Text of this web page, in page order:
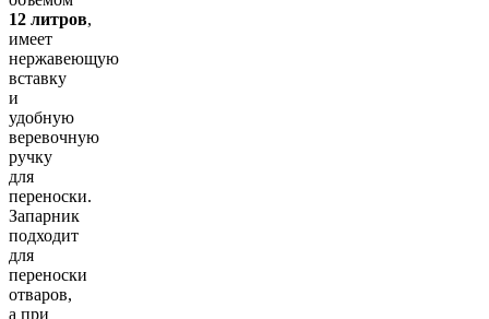
12 литров,
имеет
нержавеющую
вставку
и
удобную
веревочную
ручку
для
переноски.
Запарник
подходит
для
переноски
отваров,
а при